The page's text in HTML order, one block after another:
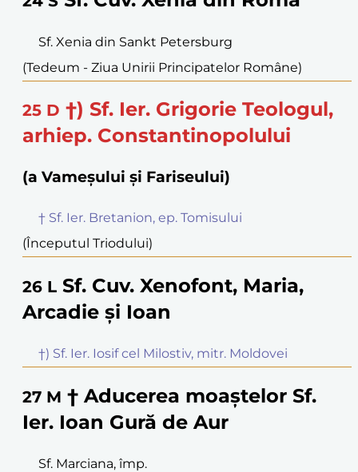
Sf. Xenia din Sankt Petersburg
(Tedeum - Ziua Unirii Principatelor Române)
25 D †) Sf. Ier. Grigorie Teologul,
arhiep. Constantinopolului
(a Vameșului și Fariseului)
† Sf. Ier. Bretanion, ep. Tomisului
(Începutul Triodului)
26 L Sf. Cuv. Xenofont, Maria,
Arcadie și Ioan
†) Sf. Ier. Iosif cel Milostiv, mitr. Moldovei
27 M † Aducerea moaștelor Sf.
Ier. Ioan Gură de Aur
Sf. Marciana, împ.